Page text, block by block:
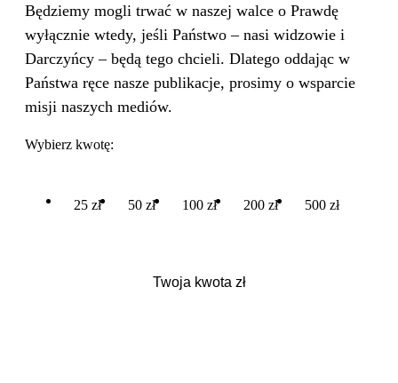
Będziemy mogli trwać w naszej walce o Prawdę
wyłącznie wtedy, jeśli Państwo – nasi widzowie i
Darczyńcy – będą tego chcieli. Dlatego oddając w
Państwa ręce nasze publikacje, prosimy o wsparcie
misji naszych mediów.
Wybierz kwotę:
25 zł 50 zł 100 zł 200 zł 500 zł